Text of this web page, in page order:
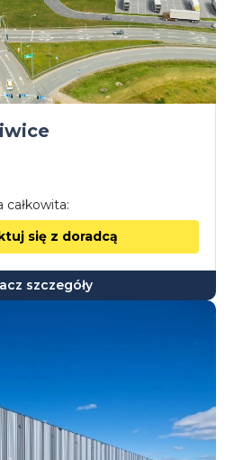
całkowita:
się z doradcą
szczegóły